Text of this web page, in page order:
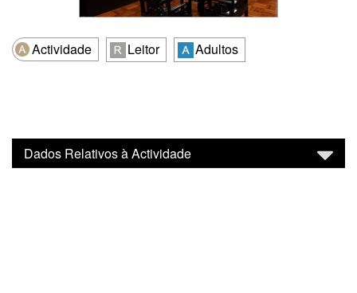
Actividade Leitor Adultos
Dados Relativos à Actividade